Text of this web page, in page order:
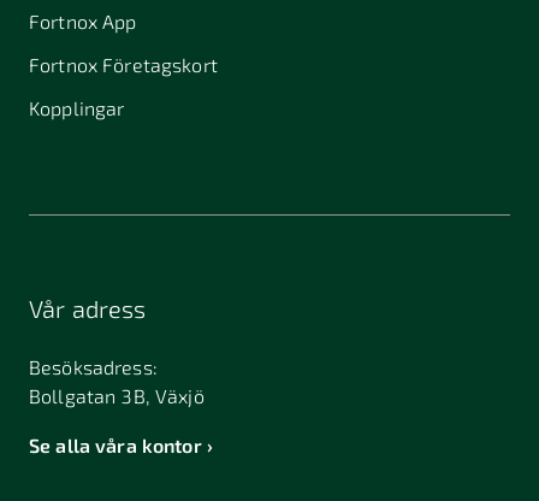
Fortnox App
Fortnox Företagskort
Kopplingar
Vår adress
Besöksadress:
Bollgatan 3B, Växjö
Se alla våra kontor